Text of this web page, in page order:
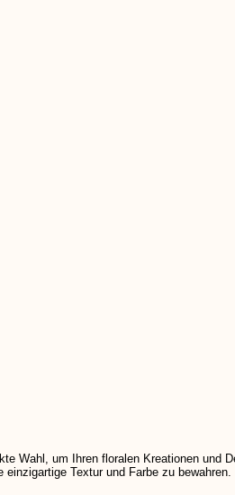
Wahl, um Ihren floralen Kreationen und
Textur und Farbe zu bewahren.